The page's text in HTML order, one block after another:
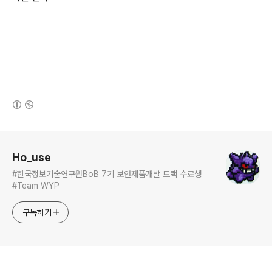
Ho_use
#한국정보기술연구원BoB 7기 보안제품개발 트랙 수료생
#Team WYP
구독하기